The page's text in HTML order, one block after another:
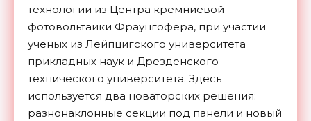
технологии из Центра кремниевой
фотовольтаики Фраунгофера, при участии
ученых из Лейпцигского университета
прикладных наук и Дрезденского
технического университета. Здесь
используется два новаторских решения:
разнонаклонные секции под панели и новый